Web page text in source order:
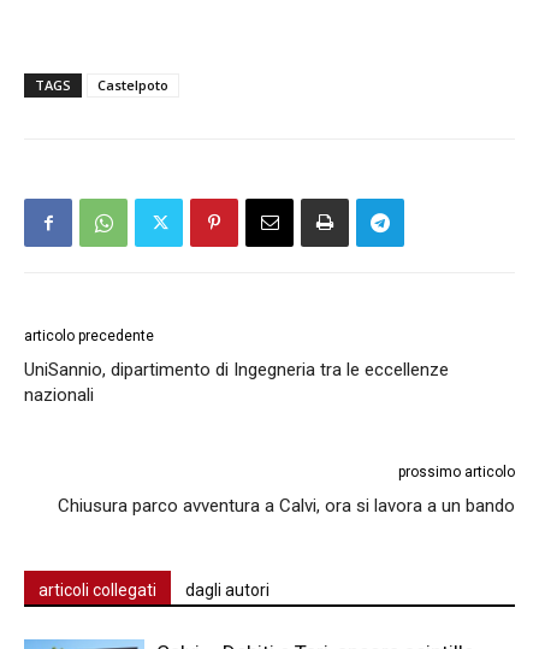
TAGS Castelpoto
articolo precedente
UniSannio, dipartimento di Ingegneria tra le eccellenze
nazionali
prossimo articolo
Chiusura parco avventura a Calvi, ora si lavora a un bando
articoli collegati dagli autori